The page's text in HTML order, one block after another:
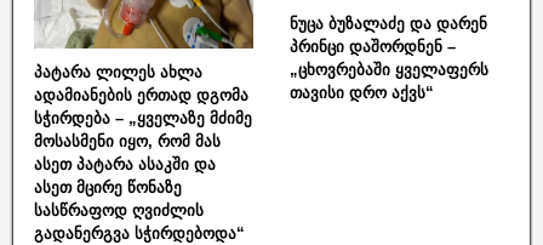
პატარა ლილეს ახლა
ადამიანების ერთად დგომა
სჭირდება – „ყველაზე მძიმე
მოსასმენი იყო, რომ მას
ასეთ პატარა ასაკში და
ასეთ მცირე წონაზე
სასწრაფოდ ღვიძლის
გადანერგვა სჭირდებოდა“
ნუცა ბუზალაძე და დარენ
პრინცი დაშორდნენ –
„ცხოვრებაში ყველაფერს
თავისი დრო აქვს“